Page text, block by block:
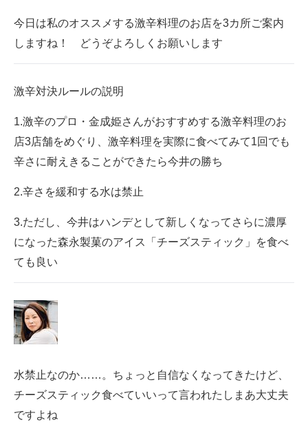
今日は私のオススメする激辛料理のお店を3カ所ご案内
しますね！ どうぞよろしくお願いします
激辛対決ルールの説明
1.激辛のプロ・金成姫さんがおすすめする激辛料理のお
店3店舗をめぐり、激辛料理を実際に食べてみて1回でも
辛さに耐えきることができたら今井の勝ち
2.辛さを緩和する水は禁止
3.ただし、今井はハンデとして新しくなってさらに濃厚
になった森永製菓のアイス「チーズスティック」を食べ
ても良い
水禁止なのか……。ちょっと自信なくなってきたけど、
チーズスティック食べていいって言われたしまあ大丈夫
ですよね